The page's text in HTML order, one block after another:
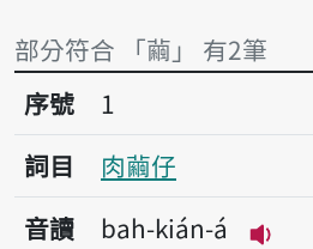
部分符合 「繭」 有2筆
序號1肉繭仔
序號
1
詞目
肉繭仔
音讀
bah-kián-á